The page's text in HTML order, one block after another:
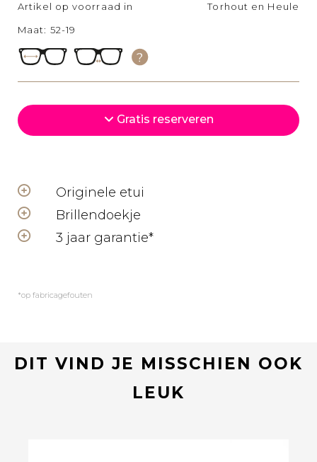
Artikel op voorraad in Torhout en Heule
Maat: 52-19
Gratis reserveren
Originele etui
Brillendoekje
3 jaar garantie*
*op fabricagefouten
DIT VIND JE MISSCHIEN OOK
LEUK